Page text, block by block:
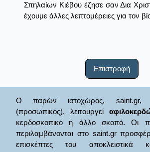
Σπηλαίων Κιέβου έζησε σαν Δια
έχουμε άλλες λεπτομέρειες για τον
Επιστροφή
Ο παρών ιστοχώρος, saint.gr,
(προσωπικός), λειτουργεί
κερδοσκοπικό ή άλλο σκοπό. Οι
περιλαμβάνονται στο saint.gr
επισκέπτες του